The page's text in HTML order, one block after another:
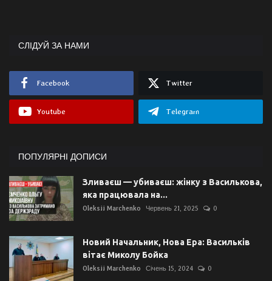
СЛІДУЙ ЗА НАМИ
Facebook Twitter
Youtube Telegram
ПОПУЛЯРНІ ДОПИСИ
Зливаєш — убиваєш: жінку з Василькова,
яка працювала на...
Oleksii Marchenko Червень 21, 2025 0
Новий Начальник, Нова Ера: Васильків
вітає Миколу Бойка
Oleksii Marchenko Січень 15, 2024 0